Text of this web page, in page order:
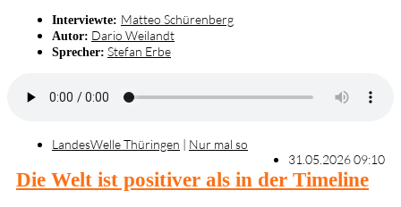
Interviewte: Matteo Schürenberg
Autor: Dario Weilandt
Sprecher: Stefan Erbe
LandesWelle Thüringen | Nur mal so
31.05.2026 09:10
Die Welt ist positiver als in der Timeline